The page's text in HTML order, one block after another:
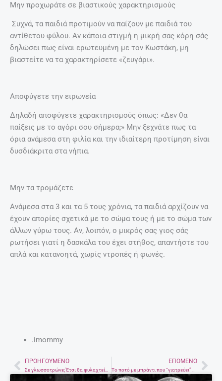
Μην προχωράτε σε βιαστικούς χαρακτηρισμούς
Συχνά, τα παιδιά προτιμούν να παίζουν με παιδιά του
αντίθετου φύλου. Αν κάποια στιγμή η μικρή σας κόρη σάς
δηλώσει πως είναι ερωτευμένη με τον Κωστάκη, μη
βιαστείτε να τα χαρακτηρίσετε «ζευγάρι».
Αποφύγετε την ειρωνεία
Δηλαδή αποφύγετε χαρακτηρισμούς όπως: «Δεν θα
παίξεις με το αγόρι σου σήμερα;» Μην ξεχνάτε πως τα
όρια ανάμεσα στη φιλία και την ιδιαίτερη προτίμηση είναι
δυσδιάκριτα στα νήπια.
Μην τα τρομάζετε
Ανάμεσα στα 3 και τα 5 τους χρόνια, τα παιδιά αρχίζουν να
έχουν απορίες σχετικά με το σώμα τους ή με το σώμα των
άλλων γύρω τους. Αν, λοιπόν, ο μικρός σας γιος σάς
ρωτήσει γιατί η δασκάλα του έχει στήθος, απαντήστε του
απλά και κατανοητά, χωρίς ντροπές ή φωνές.
.imommy
PrevΠΡΟΗΓΟΎΜΕΝΟ
Σε γλωσσοτρώνε; Έτσι θα φυλαχτείς από τους γκαντέμηδες
ΕΠΌΜΕΝΟ
Το ποτό με μπράντι που “γιατρεύει” το κρυολόγημα